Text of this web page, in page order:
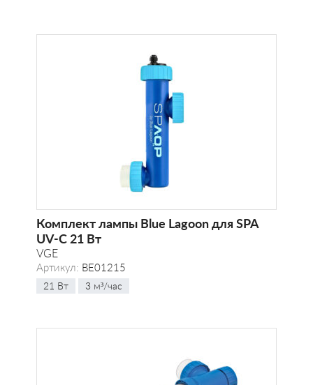
Комплект лампы Blue Lagoon для SPA
UV-C 21 Вт
VGE
Артикул: BE01215
21 Вт 3 м³/час